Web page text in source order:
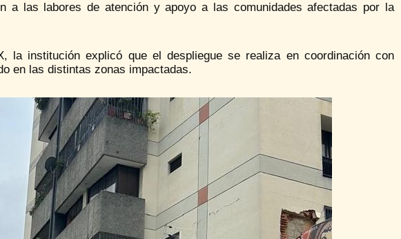
a las labores de atención y apoyo a las comunidades afectadas por la
la institución explicó que el despliegue se realiza en coordinación con
en las distintas zonas impactadas.